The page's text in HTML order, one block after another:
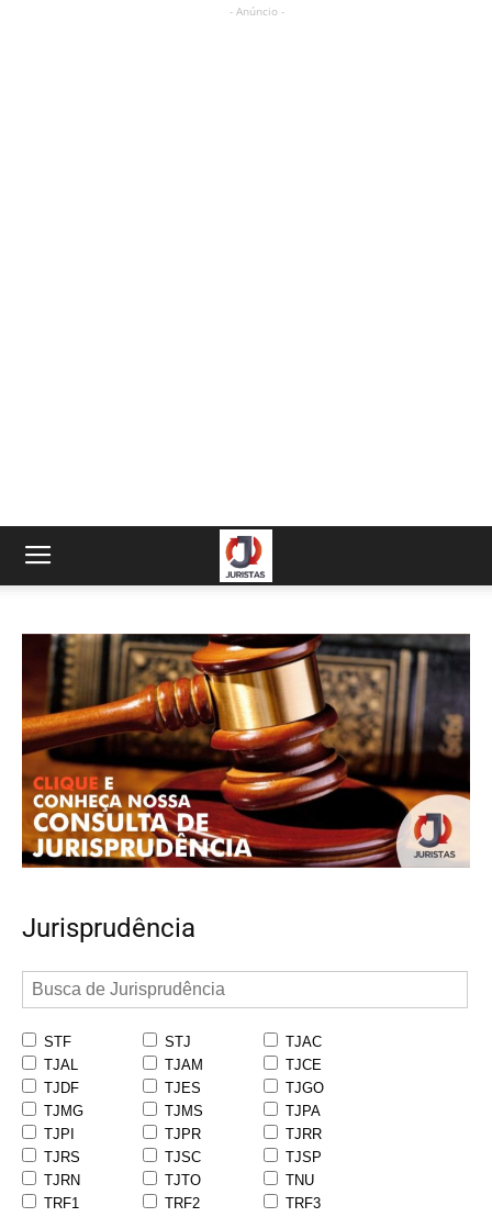
- Anúncio -
Jurisprudência
STF STJ
TJAC
TJAL
TJAM
TJCE
TJDF
TJES
TJGO
TJMG
TJMS
TJPA
TJPI
TJPR
TJRR
TJRS
TJSC
TJSP
TJRN
TJTO
TNU
TRF1
TRF2
TRF3